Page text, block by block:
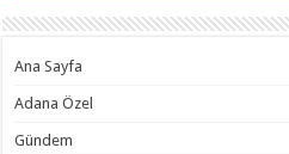
Ana Sayfa
Adana Özel
Gündem